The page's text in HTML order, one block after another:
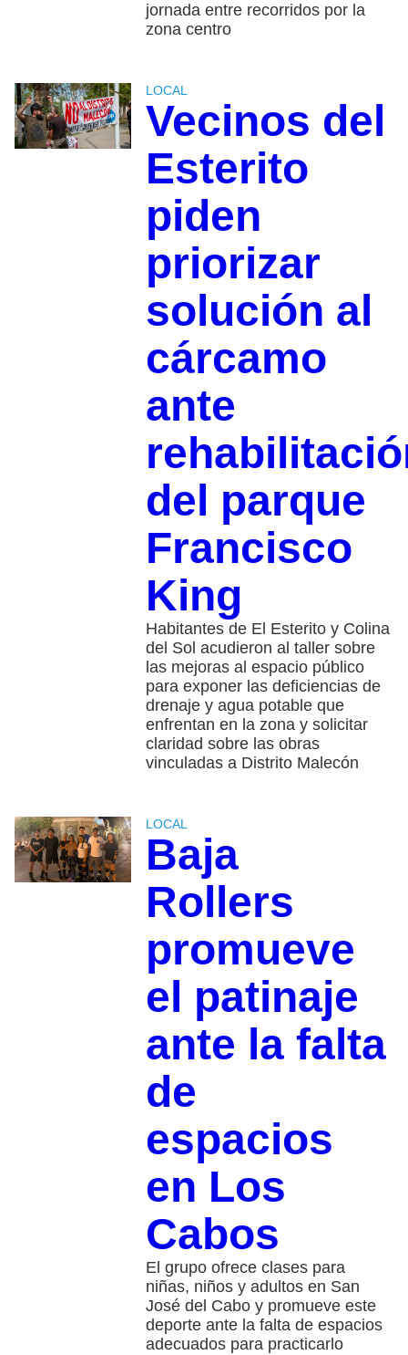
jornada entre recorridos por la
zona centro
LOCAL
Vecinos del
Esterito
piden
priorizar
solución al
cárcamo
ante
del parque
Francisco
King
Habitantes de El Esterito y Colina
del Sol acudieron al taller sobre
las mejoras al espacio público
para exponer las deficiencias de
drenaje y agua potable que
enfrentan en la zona y solicitar
claridad sobre las obras
vinculadas a Distrito Malecón
LOCAL
Baja
Rollers
promueve
el patinaje
ante la falta
de
espacios
en Los
Cabos
El grupo ofrece clases para
niñas, niños y adultos en San
José del Cabo y promueve este
deporte ante la falta de espacios
adecuados para practicarlo